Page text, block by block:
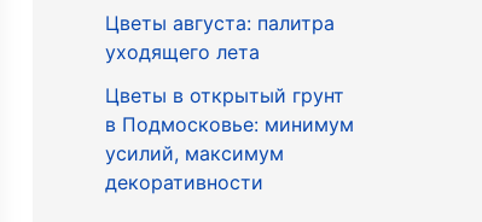
Цветы августа: палитра
уходящего лета
Цветы в открытый грунт
в Подмосковье: минимум
усилий, максимум
декоративности